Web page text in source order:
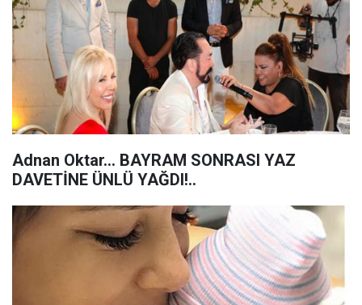
Adnan Oktar... BAYRAM SONRASI YAZ
DAVETİNE ÜNLÜ YAĞDI!..